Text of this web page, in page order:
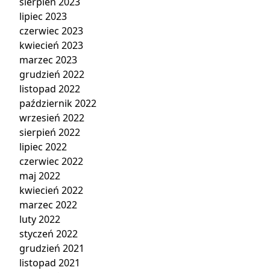
lipiec 2023
czerwiec 2023
kwiecień 2023
marzec 2023
grudzień 2022
listopad 2022
październik 2022
wrzesień 2022
sierpień 2022
lipiec 2022
czerwiec 2022
maj 2022
kwiecień 2022
marzec 2022
luty 2022
styczeń 2022
grudzień 2021
listopad 2021